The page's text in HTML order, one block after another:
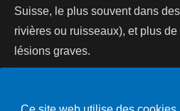
Suisse, le plus souvent dans
rivières ou ruisseaux), et plus de
lésions graves.